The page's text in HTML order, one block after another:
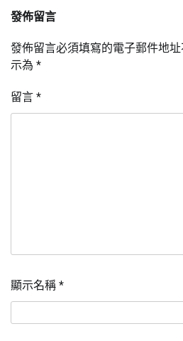
發佈留言
發佈留言必須填寫的電子郵件地址
示為 *
留言 *
顯示名稱 *